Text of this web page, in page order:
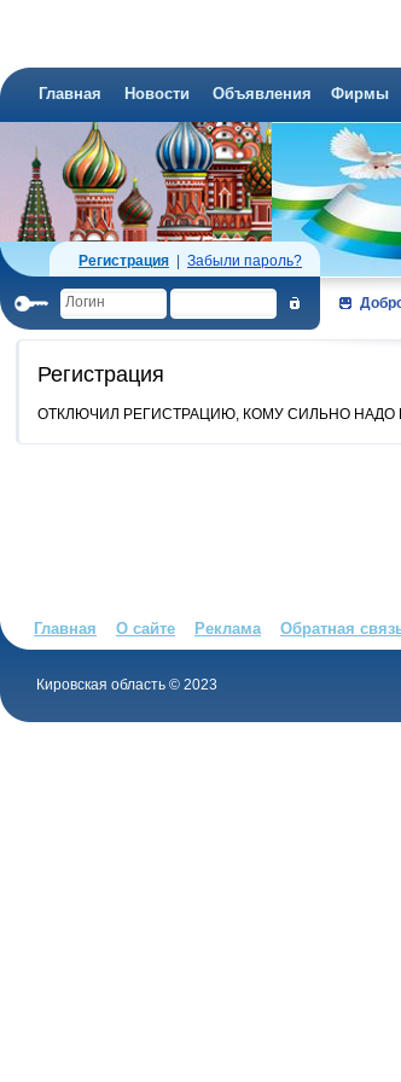
Главная Новости Объявления Фирмы
Регистрация Забыли пароль?
Регистрация
ОТКЛЮЧИЛ РЕГИСТРАЦИЮ, КОМУ СИЛЬНО НАДО
Главная О сайте Реклама Обратная
Кировская область © 2023